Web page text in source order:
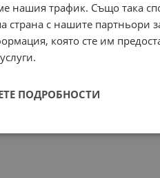
нашия трафик. Също така
страна с нашите партньори
която сте им
ПОДРОБНОСТИ